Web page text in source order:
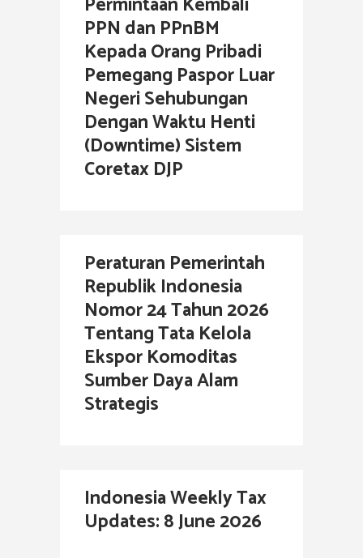
PPN dan PPnBM
Kepada Orang Pribadi
Pemegang Paspor Luar
Negeri Sehubungan
Dengan Waktu Henti
(Downtime) Sistem
Coretax DJP
Peraturan Pemerintah
Republik Indonesia
Nomor 24 Tahun 2026
Tentang Tata Kelola
Ekspor Komoditas
Sumber Daya Alam
Strategis
Indonesia Weekly Tax
Updates: 8 June 2026